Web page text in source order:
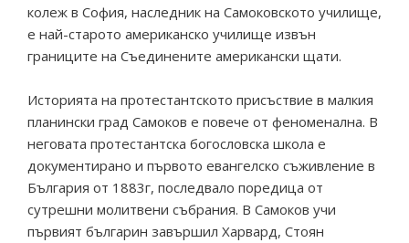
колеж в София, наследник на Самоковското училище,
е най-старото американско училище извън
границите на Съединените американски щати.
Историята на протестантското присъствие в малкия
планински град Самоков е повече от феноменална. В
неговата протестантска богословска школа е
документирано и първото евангелско съживление в
България от 1883г, последвало поредица от
сутрешни молитвени събрания. В Самоков учи
първият българин завършил Харвард, Стоян